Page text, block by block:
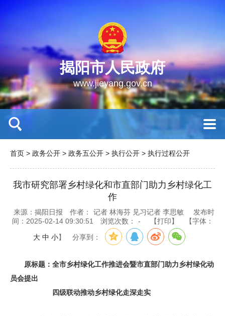
揭阳市人民政府
www.jieyang.gov.cn
首页 > 政务公开 > 政务五公开 > 执行公开 > 执行过程公开
我市研究部署乡村绿化和市直部门助力乡村绿化工
作
来源：揭阳日报 作者： 记者 林海芬 见习记者 李思敏
发布时
间：2025-02-14 09:30:51
浏览次数： - 【打印】 【字体：
大 中 小】 分享到：
原标题：全市乡村绿化工作推进会暨市直部门助力乡村绿化动
员会提出
四级联动推动乡村绿化走深走实